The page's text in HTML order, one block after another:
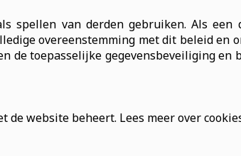
spellen van derden gebruiken. Als
overeenstemming met dit beleid en
de toepasselijke gegevensbeveiliging en
website beheert. Lees meer over